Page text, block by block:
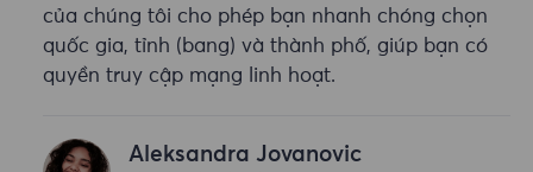
của chúng tôi cho phép bạn nhanh chóng chọn
quốc gia, tỉnh (bang) và thành phố, giúp bạn có
quyền truy cập mạng linh hoạt.
Aleksandra Jovanovic